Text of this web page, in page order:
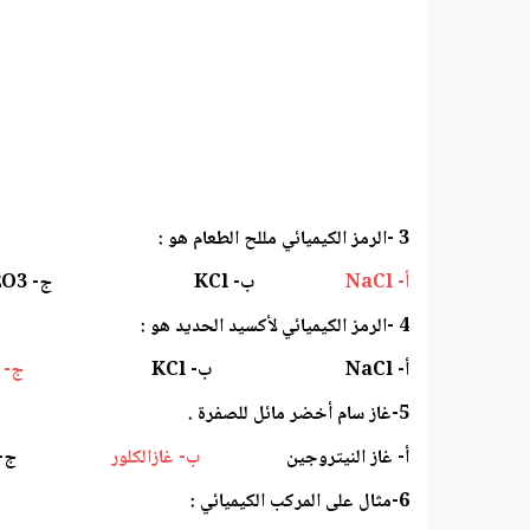
3 -الرمز الكيميائي مللح الطعام هو :
أ- NaCl
ب- KCl ج- Fe2O3
4 -الرمز الكيميائي لأكسيد الحديد هو :
أ- NaCl ب- KCl
ج- Fe2O3
5-غاز سام أخضر مائل للصفرة .
أ- غاز النيتروجين
ب- غازالكلور
ج- غاز
6-مثال على المركب الكيميائي :